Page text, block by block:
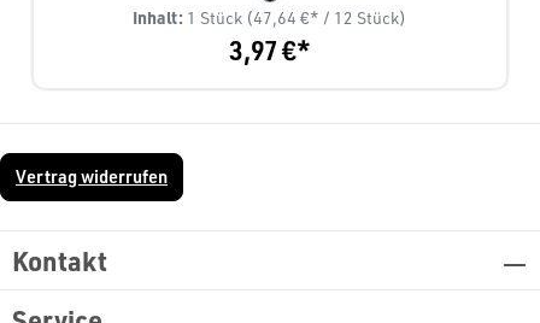
Inhalt: 1 Stück (47,64 €* / 12 Stück)
3,97 €*
Vertrag widerrufen
Kontakt